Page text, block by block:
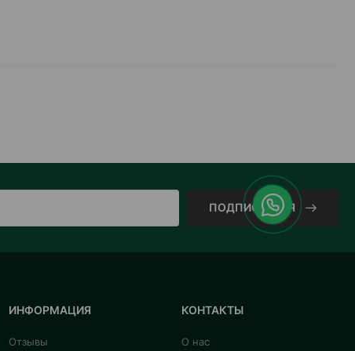
ПОДПИСАТЬСЯ
ИНФОРМАЦИЯ
Отзывы
КОНТАКТЫ
О нас